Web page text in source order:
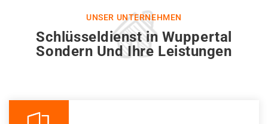
UNSER UNTERNEHMEN
Schlüsseldienst in Wuppertal
Sondern Und Ihre Leistungen